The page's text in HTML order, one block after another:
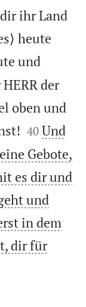
ihr Land
heute
und
der
oben und


40 Und
Gebote,
es dir und
und
in dem
dir für